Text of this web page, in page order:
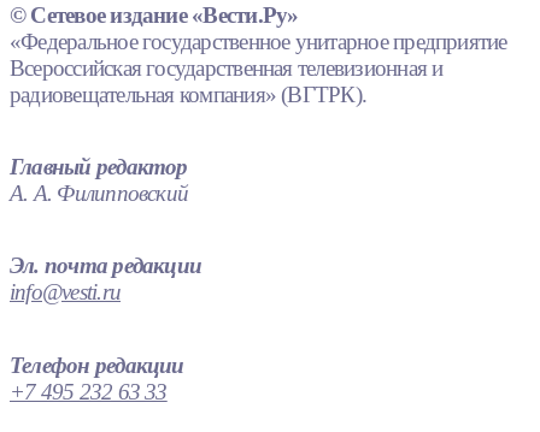
© Сетевое издание «Вести.Ру»
«Федеральное государственное унитарное предприятие
Всероссийская государственная телевизионная и
радиовещательная компания» (ВГТРК).
Главный редактор
А. А. Филипповский
Эл. почта редакции
info@vesti.ru
Телефон редакции
+7 495 232 63 33